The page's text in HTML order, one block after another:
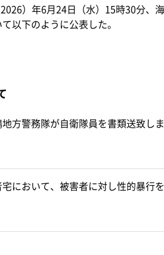
）年6月24日（水）15時30分、
以下のように公表した。
方警務隊が自衛隊員を書類送致し
において、被害者に対し性的暴行を